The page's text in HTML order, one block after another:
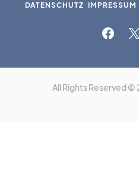
DATENSCHUTZ IMPRESSUM
All Rights Reserved